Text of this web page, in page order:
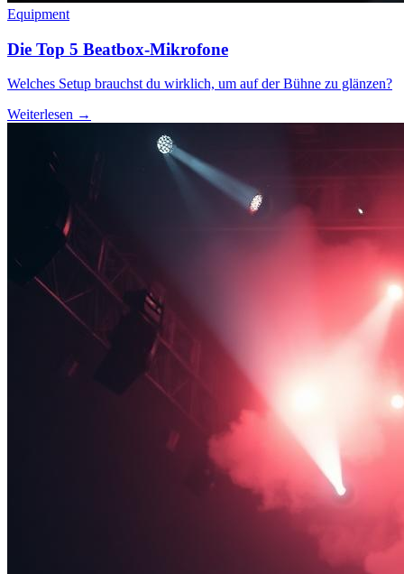
Equipment
Die Top 5 Beatbox-Mikrofone
Welches Setup brauchst du wirklich, um auf der Bühne zu glänzen?
Weiterlesen →